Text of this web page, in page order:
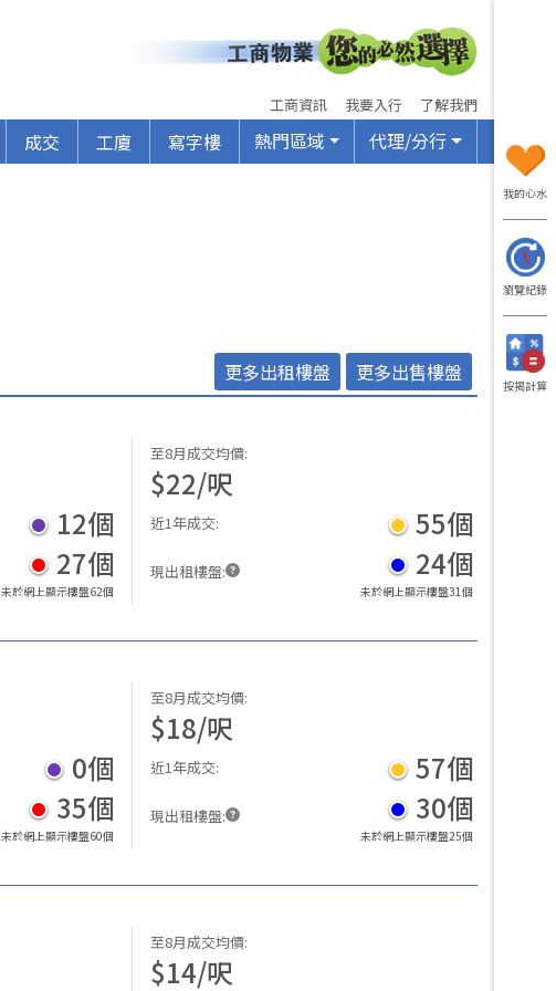
工商資訊 我要入行 了解我們
成交 工廈 寫字樓 熱門區域 代理/分行
更多出租樓盤 更多出售樓盤
12個
27個
未於網上顯示樓盤62個
至8月成交均價:
$22/呎
近1年成交: 55個
現出租樓盤: 24個
未於網上顯示樓盤31 個
0個
35個
未於網上顯示樓盤60個
至8月成交均價:
$18/呎
近1年成交: 57個
現出租樓盤: 30個
未於網上顯示樓盤25個
至8月成交均價:
$14/呎
我的心水
瀏覽紀錄
按揭計算